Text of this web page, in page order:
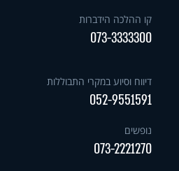
קו ההלכה הידברות
073-3333300
דיווח וסיוע במקרי התבוללות
052-9551591
נופשים
073-2221270